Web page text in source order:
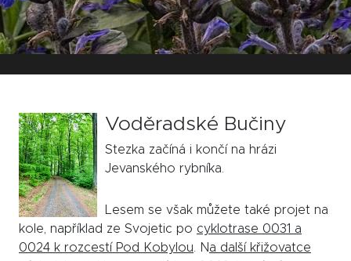
Voděradské Bučiny
Stezka začíná i končí na hrázi
Jevanského rybníka.
Lesem se však můžete také projet na
kole, například ze Svojetic po cyklotrase 0031 a
0024 k rozcestí Pod Kobylou . Na další křižovatce